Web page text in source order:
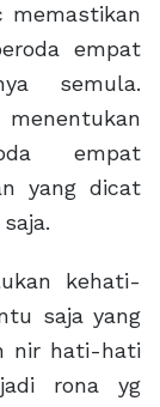
memastikan
empat
semula.
empat
yang dicat
kehati-
saja yang
nir hati-hati
rona yg